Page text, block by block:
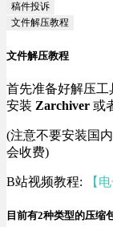
稿件投诉
文件解压教程
文件解压教程
首先准备好解压工
安装 Zarchiver 或
(注意不要安装国
会收费)
B站视频教程: 【
目前有2种类型的压缩